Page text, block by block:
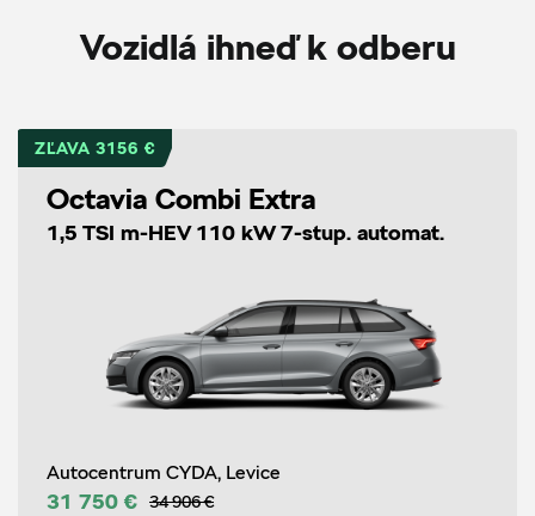
Vozidlá ihneď k odberu
ZĽAVA 3156 €
Octavia Combi Extra
1,5 TSI m-HEV 110 kW 7-stup. automat.
Autocentrum CYDA, Levice
31 750 € 34 906 €